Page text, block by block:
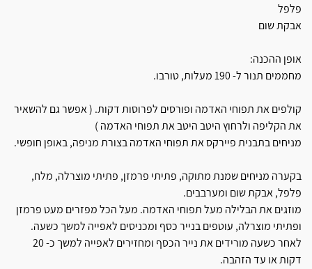
פלפל
אבקת שום
אופן ההכנה:
מחממים תנור ל- 190 מעלות, טורבו.
קולפים את תפוחי האדמה ופורסים לפרוסות דקות. ( אפשר גם להשאיר
את הקליפה ולרחוץ היטב היטב את תפוחי האדמה )
מניחים בתבנית פיירקס את תפוחי האדמה בצורת מניפה, באופן חופשי.
בקערה מניחים שמנת מתוקה, פתיתי פרמזן, פתיתי מוצרלה, מלח,
פלפל, אבקת שום ומערבבים.
מוזגים את הבלילה מעל תפוחי האדמה. מעל הכל מפזרים מעט פרמזן
ופתיתי מוצרלה, עוטפים בנייר כסף ומכניסים לאפייה למשך כשעה.
לאחר כשעה מורידים את נייר הכסף ומחזירים לאפייה למשך כ- 20
דקות או עד הזהבה.